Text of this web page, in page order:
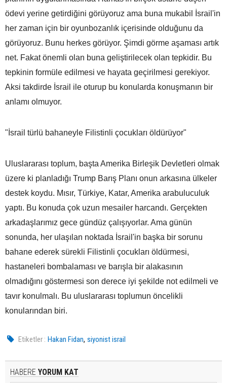
ödevi yerine getirdiğini görüyoruz ama buna mukabil İsrail'in
her zaman için bir oyunbozanlık içerisinde olduğunu da
görüyoruz. Bunu herkes görüyor. Şimdi görme aşaması artık
net. Fakat önemli olan buna geliştirilecek olan tepkidir. Bu
tepkinin formüle edilmesi ve hayata geçirilmesi gerekiyor.
Aksi takdirde İsrail ile oturup bu konularda konuşmanın bir
anlamı olmuyor.
"İsrail türlü bahaneyle Filistinli çocukları öldürüyor"
Uluslararası toplum, başta Amerika Birleşik Devletleri olmak
üzere ki planladığı Trump Barış Planı onun arkasına ülkeler
destek koydu. Mısır, Türkiye, Katar, Amerika arabuluculuk
yaptı. Bu konuda çok uzun mesailer harcandı. Gerçekten
arkadaşlarımız gece gündüz çalışıyorlar. Ama günün
sonunda, her ulaşılan noktada İsrail'in başka bir sorunu
bahane ederek sürekli Filistinli çocukları öldürmesi,
hastaneleri bombalaması ve barışla bir alakasının
olmadığını göstermesi son derece iyi şekilde not edilmeli ve
tavır konulmalı. Bu uluslararası toplumun öncelikli
konularından biri.
Etiketler : Hakan Fidan,siyonist israil
HABERE YORUM KAT